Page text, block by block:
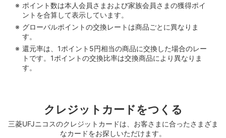
ポイント数は本人会員さまおよび家族会員さまの獲得ポイ
ントを合算して表示しています。
グローバルポイントの交換レートは商品ごとに異なりま
す。
還元率は、1ポイント5円相当の商品に交換した場合のレー
トです。1ポイントの交換比率は交換商品により異なりま
す。
クレジットカードをつくる
三菱UFJニコスのクレジットカードは、お客さまに合ったさまざま
なカードをお探しいただけます。